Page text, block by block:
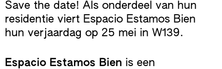
Save the date! Als onderdeel van hun
residentie viert Espacio Estamos Bien
hun verjaardag op 25 mei in W139.
Espacio Estamos Bien is een